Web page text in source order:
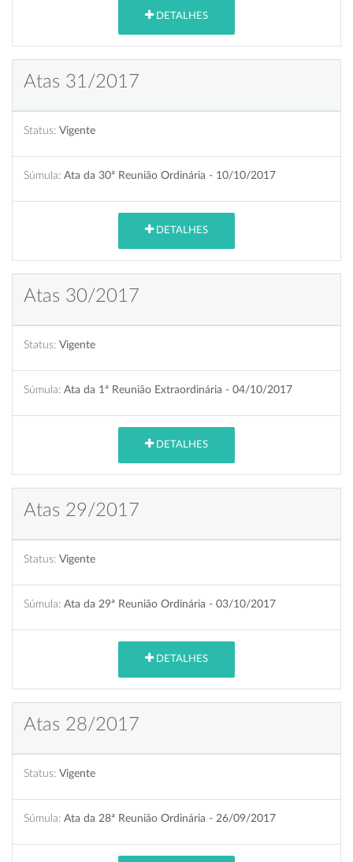
DETALHES
Atas 31/2017
Status: Vigente
Súmula: Ata da 30ª Reunião Ordinária - 10/10/2017
DETALHES
Atas 30/2017
Status: Vigente
Súmula: Ata da 1ª Reunião Extraordinária - 04/10/2017
DETALHES
Atas 29/2017
Status: Vigente
Súmula: Ata da 29ª Reunião Ordinária - 03/10/2017
DETALHES
Atas 28/2017
Status: Vigente
Súmula: Ata da 28ª Reunião Ordinária - 26/09/2017